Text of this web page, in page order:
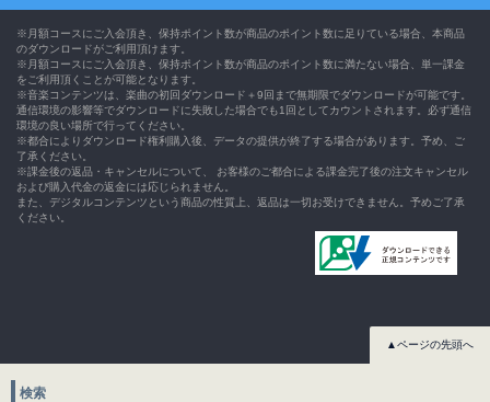
※月額コースにご入会頂き、保持ポイント数が商品のポイント数に足りている場合、本商品
のダウンロードがご利用頂けます。
※月額コースにご入会頂き、保持ポイント数が商品のポイント数に満たない場合、単一課金
をご利用頂くことが可能となります。
※音楽コンテンツは、楽曲の初回ダウンロード＋9回まで無期限でダウンロードが可能です。
通信環境の影響等でダウンロードに失敗した場合でも1回としてカウントされます。必ず通信
環境の良い場所で行ってください。
※都合によりダウンロード権利購入後、データの提供が終了する場合があります。予め、ご
了承ください。
※課金後の返品・キャンセルについて、 お客様のご都合による課金完了後の注文キャンセル
および購入代金の返金には応じられません。
また、デジタルコンテンツという商品の性質上、返品は一切お受けできません。予めご了承
ください。
▲ページの先頭へ
検索